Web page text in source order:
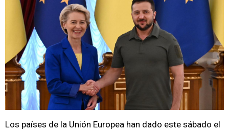
Los países de la Unión Europea han dado este sábado el